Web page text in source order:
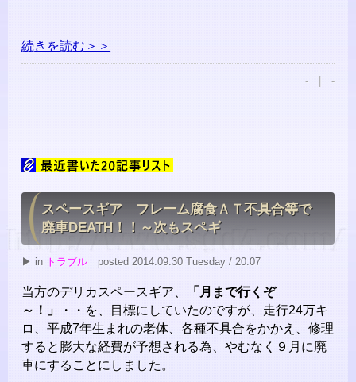
続きを読む＞＞
- | -
スペースギア フレーム腐食ＡＴ不具合等で
廃車DEATH！！～次もスペギ
▶ in トラブル posted 2014.09.30 Tuesday / 20:07
当方のデリカスペースギア、
「月まで行くぞ
～！」
・・を、目標にしていたのですが、走行24万キ
ロ、平成7年生まれの老体、各種不具合をかかえ、修理
すると膨大な経費が予想される為、やむなく９月に廃
車にすることにしました。